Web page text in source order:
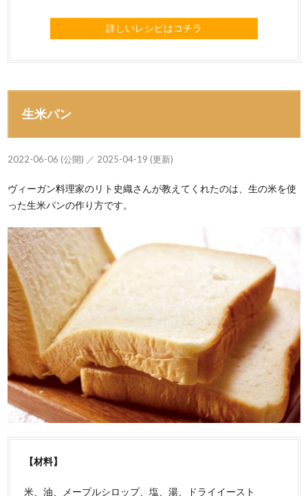
詳しいレシピはコチラ
生米パン
2022-06-06 (公開) ／ 2025-04-19 (更新)
ヴィーガン料理家のリト史織さんが教えてくれたのは、生の米を使
った生米パンの作り方です。
【材料】
米、油、メープルシロップ、塩、湯、ドライイースト